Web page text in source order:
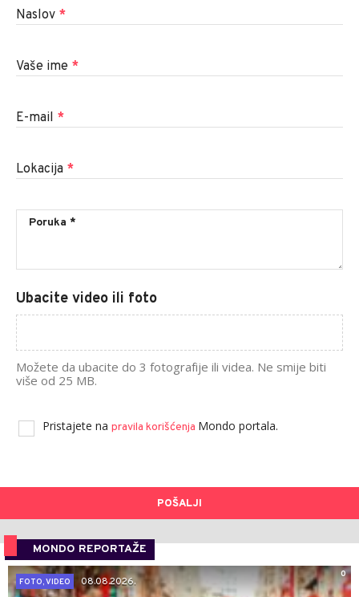
Naslov *
Vaše ime *
E-mail *
Lokacija *
Ubacite video ili foto
Možete da ubacite do 3 fotografije ili videa. Ne smije biti
više od 25 MB.
Pristajete na pravila korišćenja Mondo portala.
POŠALJI
MONDO REPORTAŽE
0
FOTO, VIDEO
08.08.2026.